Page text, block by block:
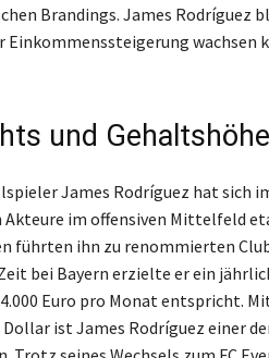
Brandings. James Rodríguez
Einkommenssteigerung wachsen
und
James Rodríguez hat sich
Akteure im offensiven Mittelfeld
führten ihn zu renommierten
bei Bayern erzielte er ein
Euro pro Monat entspricht.
ist James Rodríguez einer